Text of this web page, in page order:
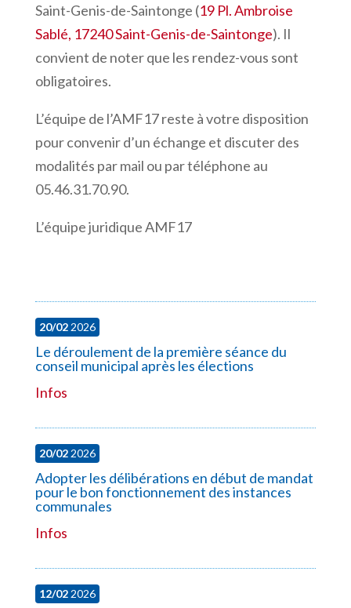
Saint-Genis-de-Saintonge (19 Pl. Ambroise
Sablé, 17240 Saint-Genis-de-Saintonge). Il
convient de noter que les rendez-vous sont
obligatoires.
L’équipe de l’AMF17reste à votre disposition
pour convenir d’un échange et discuter des
modalités par mail ou par téléphone au
05.46.31.70.90.
L’équipe juridique AMF17
20/022026
Le déroulement de la première séance du
conseil municipal après les élections
Infos
20/022026
Adopter les délibérations en début de mandat
pour le bon fonctionnement des instances
communales
Infos
12/022026